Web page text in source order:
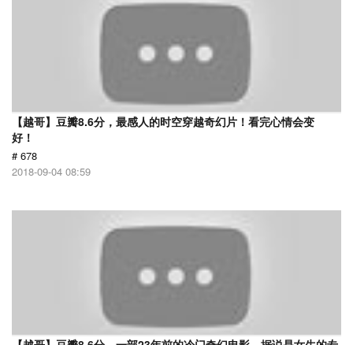
【越哥】豆瓣8.6分，最感人的时空穿越奇幻片！看完心情会变
好！
# 678
2018-09-04 08:59